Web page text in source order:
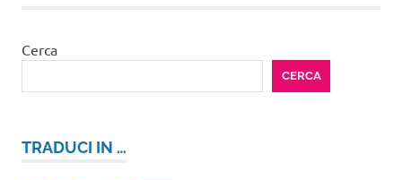
Cerca
CERCA
TRADUCI IN …